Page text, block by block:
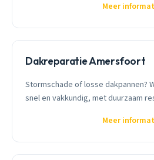
Meer
Dakreparatie Amersfoort
Stormschade of losse dakpannen?
snel en vakkundig, met duurzaam
Meer